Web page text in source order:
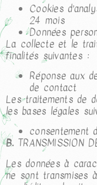
Cookies
24 mois
Données
La collecte et le
finalités suivantes :
Réponse aux
de contact
Les traitements de
les bases légales
consentement
B. TRANSMISSION
Les données à
ne sont transmises